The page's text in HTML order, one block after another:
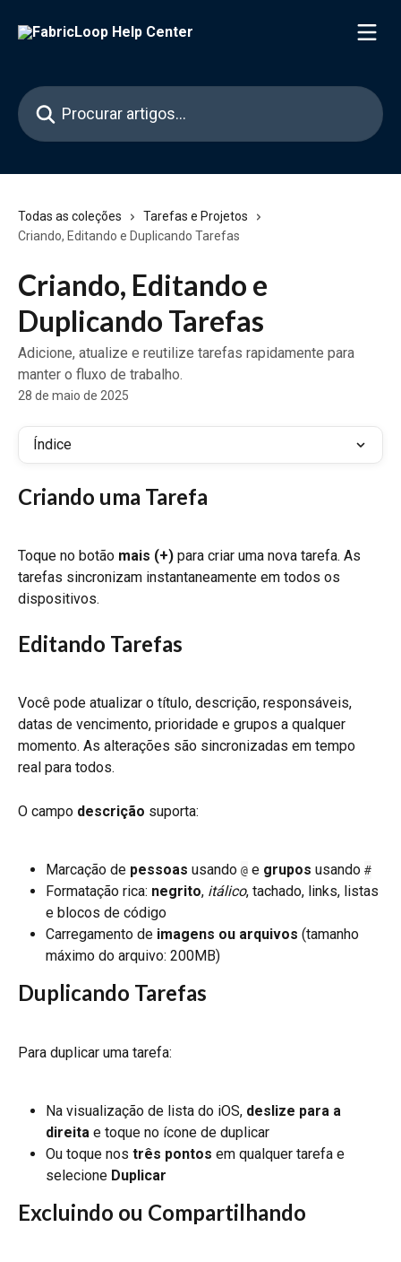
Procurar artigos...
Todas as coleções
Tarefas e Projetos
Criando, Editando e Duplicando Tarefas
Criando, Editando e
Duplicando Tarefas
Adicione, atualize e reutilize tarefas rapidamente para
manter o fluxo de trabalho.
28 de maio de 2025
Índice
Criando uma Tarefa
Toque no botão mais (+) para criar uma nova tarefa. As
tarefas sincronizam instantaneamente em todos os
dispositivos.
Editando Tarefas
Você pode atualizar o título, descrição, responsáveis,
datas de vencimento, prioridade e grupos a qualquer
momento. As alterações são sincronizadas em tempo
real para todos.
O campo descrição suporta:
Marcação de pessoas usando @ e grupos usando #
Formatação rica: negrito, itálico, tachado, links, listas
e blocos de código
Carregamento de imagens ou arquivos (tamanho
máximo do arquivo: 200MB)
Duplicando Tarefas
Para duplicar uma tarefa:
Na visualização de lista do iOS, deslize para a
direita e toque no ícone de duplicar
Ou toque nos três pontos em qualquer tarefa e
selecione Duplicar
Excluindo ou Compartilhando